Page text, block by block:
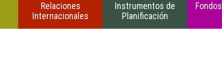
Relaciones
Internacionales
Instrumentos de
Planificación